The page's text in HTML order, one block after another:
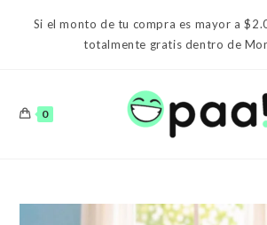
Si el monto de tu compra es mayor a
totalmente gratis dentro de
0